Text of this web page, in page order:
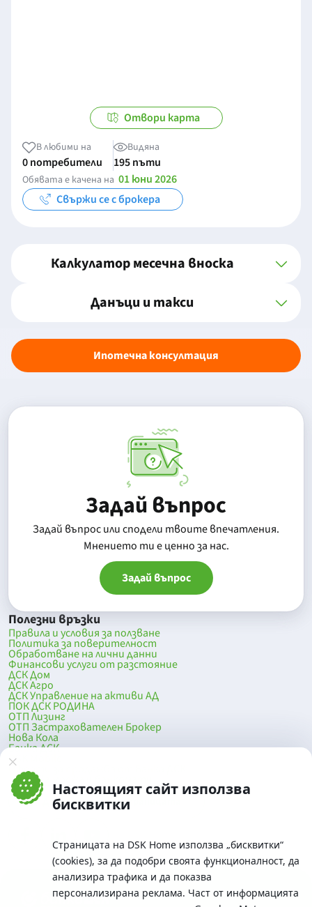
Настоящият сайт използва
бисквитки
Страницата на DSK Home използва „бисквитки“
(cookies), за да подобри своята функционалност, да
анализира трафика и да показва
персонализирана реклама. Част от информацията
Отвори карта
В любими на
0 потребители
Видяна
195 пъти
Обявата е качена на 01 юни 2026
Свържи се с брокера
Калкулатор месечна вноска
Данъци и такси
Ипотечна консултация
Задай въпрос
Задай въпрос или сподели твоите впечатления.
Mнението ти е ценно за нас.
Задай въпрос
Полезни връзки
Правила и условия за ползване
Политика за поверителност
Обработване на лични данни
Финансови услуги от разстояние
ДСК Дом
ДСК Агро
ДСК Управление на активи АД
ПОК ДСК РОДИНА
ОТП Лизинг
ОТП Застрахователен Брокер
Нова Кола
Банка ДСК
DSK Mobile
Оферти за продажба от Банка ДСК
Клонова мрежа и банкомати
До началото на страницата